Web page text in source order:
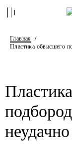
Главная
Пластика обвисшего